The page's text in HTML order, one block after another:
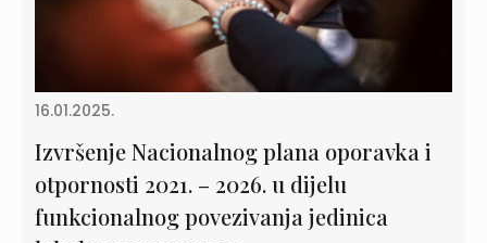
16.01.2025.
Izvršenje Nacionalnog plana oporavka i
otpornosti 2021. – 2026. u dijelu
funkcionalnog povezivanja jedinica